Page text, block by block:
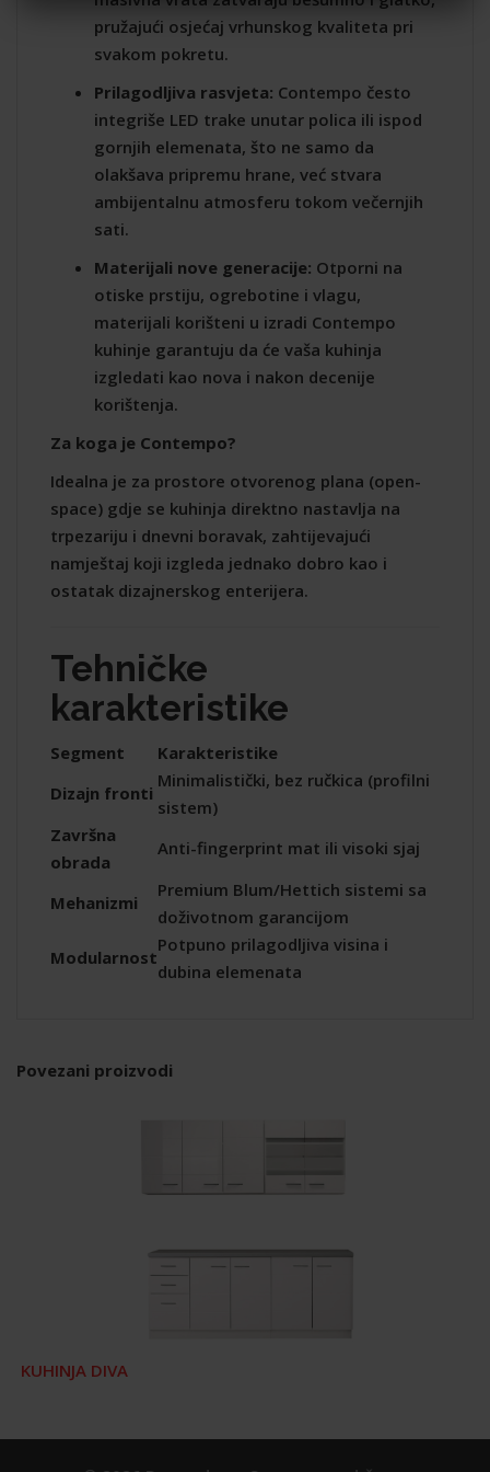
pružajući osjećaj vrhunskog kvaliteta pri
svakom pokretu.
Prilagodljiva rasvjeta: Contempo često
integriše LED trake unutar polica ili ispod
gornjih elemenata, što ne samo da
olakšava pripremu hrane, već stvara
ambijentalnu atmosferu tokom večernjih
sati.
Materijali nove generacije: Otporni na
otiske prstiju, ogrebotine i vlagu,
materijali korišteni u izradi Contempo
kuhinje garantuju da će vaša kuhinja
izgledati kao nova i nakon decenije
korištenja.
Za koga je Contempo?
Idealna je za prostore otvorenog plana (open-
space) gdje se kuhinja direktno nastavlja na
trpezariju i dnevni boravak, zahtijevajući
namještaj koji izgleda jednako dobro kao i
ostatak dizajnerskog enterijera.
Tehničke
karakteristike
Segment
Karakteristike
Dizajn fronti
Minimalistički, bez ručkica (profilni
sistem)
Završna
obrada
Anti-fingerprint mat ili visoki sjaj
Mehanizmi
Premium Blum/Hettich sistemi sa
doživotnom garancijom
Modularnost
Potpuno prilagodljiva visina i
dubina elemenata
Povezani proizvodi
KUHINJA DIVA